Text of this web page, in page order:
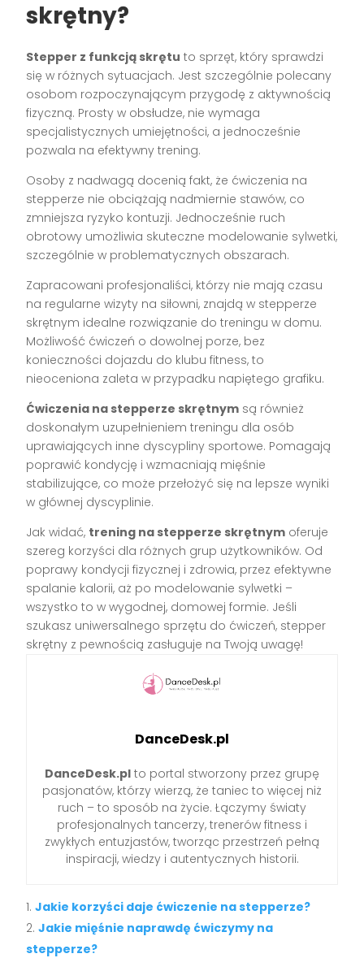
skrętny?
Stepper z funkcją skrętu to sprzęt, który sprawdzi
się w różnych sytuacjach. Jest szczególnie polecany
osobom rozpoczynającym przygodę z aktywnością
fizyczną. Prosty w obsłudze, nie wymaga
specjalistycznych umiejętności, a jednocześnie
pozwala na efektywny trening.
Osoby z nadwagą docenią fakt, że ćwiczenia na
stepperze nie obciążają nadmiernie stawów, co
zmniejsza ryzyko kontuzji. Jednocześnie ruch
obrotowy umożliwia skuteczne modelowanie sylwetki,
szczególnie w problematycznych obszarach.
Zapracowani profesjonaliści, którzy nie mają czasu
na regularne wizyty na siłowni, znajdą w stepperze
skrętnym idealne rozwiązanie do treningu w domu.
Możliwość ćwiczeń o dowolnej porze, bez
konieczności dojazdu do klubu fitness, to
nieoceniona zaleta w przypadku napiętego grafiku.
Ćwiczenia na stepperze skrętnym są również
doskonałym uzupełnieniem treningu dla osób
uprawiających inne dyscypliny sportowe. Pomagają
poprawić kondycję i wzmacniają mięśnie
stabilizujące, co może przełożyć się na lepsze wyniki
w głównej dyscyplinie.
Jak widać, trening na stepperze skrętnym oferuje
szereg korzyści dla różnych grup użytkowników. Od
poprawy kondycji fizycznej i zdrowia, przez efektywne
spalanie kalorii, aż po modelowanie sylwetki –
wszystko to w wygodnej, domowej formie. Jeśli
szukasz uniwersalnego sprzętu do ćwiczeń, stepper
skrętny z pewnością zasługuje na Twoją uwagę!
DanceDesk.pl
DanceDesk.pl to portal stworzony przez grupę
pasjonatów, którzy wierzą, że taniec to więcej niż
ruch – to sposób na życie. Łączymy światy
profesjonalnych tancerzy, trenerów fitness i
zwykłych entuzjastów, tworząc przestrzeń pełną
inspiracji, wiedzy i autentycznych historii.
Jakie korzyści daje ćwiczenie na stepperze?
Jakie mięśnie naprawdę ćwiczymy na
stepperze?